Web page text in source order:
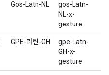
Gos-Latn-NL
gos-Latn-
NL-x-
gesture
GPE-라틴-GH
gpe-Latn-
GH-x-
gesture